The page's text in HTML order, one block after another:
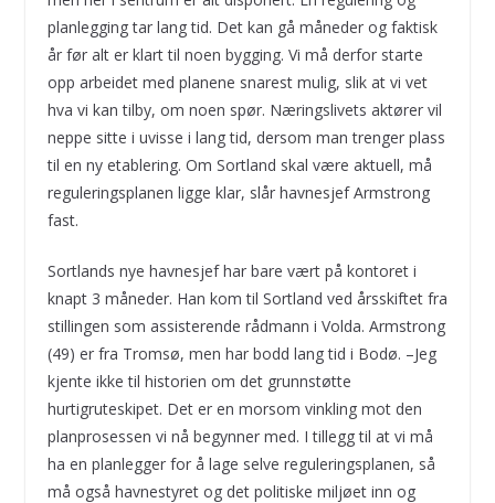
planlegging tar lang tid. Det kan gå måneder og faktisk
år før alt er klart til noen bygging. Vi må derfor starte
opp arbeidet med planene snarest mulig, slik at vi vet
hva vi kan tilby, om noen spør. Næringslivets aktører vil
neppe sitte i uvisse i lang tid, dersom man trenger plass
til en ny etablering. Om Sortland skal være aktuell, må
reguleringsplanen ligge klar, slår havnesjef Armstrong
fast.
Sortlands nye havnesjef har bare vært på kontoret i
knapt 3 måneder. Han kom til Sortland ved årsskiftet fra
stillingen som assisterende rådmann i Volda. Armstrong
(49) er fra Tromsø, men har bodd lang tid i Bodø. –Jeg
kjente ikke til historien om det grunnstøtte
hurtigruteskipet. Det er en morsom vinkling mot den
planprosessen vi nå begynner med. I tillegg til at vi må
ha en planlegger for å lage selve reguleringsplanen, så
må også havnestyret og det politiske miljøet inn og